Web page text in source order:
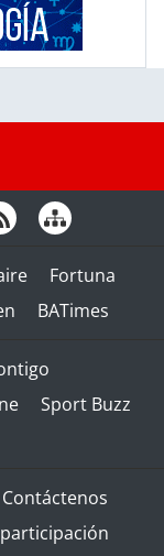
Fortuna
BATimes
Sport Buzz
Contáctenos